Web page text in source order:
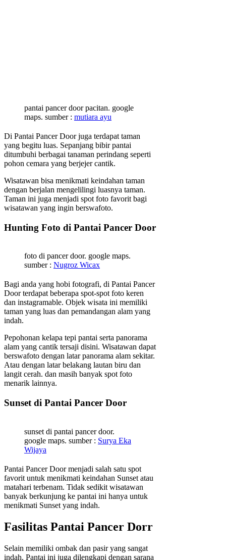
pantai pancer door pacitan. google
maps. sumber : mutiara ayu
Di Pantai Pancer Door juga terdapat taman
yang begitu luas. Sepanjang bibir pantai
ditumbuhi berbagai tanaman perindang seperti
pohon cemara yang berjejer cantik.
Wisatawan bisa menikmati keindahan taman
dengan berjalan mengelilingi luasnya taman.
Taman ini juga menjadi spot foto favorit bagi
wisatawan yang ingin berswafoto.
Hunting Foto di Pantai Pancer Door
foto di pancer door. google maps.
sumber : Nugroz Wicax
Bagi anda yang hobi fotografi, di Pantai Pancer
Door terdapat beberapa spot-spot foto keren
dan instagramable. Objek wisata ini memiliki
taman yang luas dan pemandangan alam yang
indah.
Pepohonan kelapa tepi pantai serta panorama
alam yang cantik tersaji disini. Wisatawan dapat
berswafoto dengan latar panorama alam sekitar.
Atau dengan latar belakang lautan biru dan
langit cerah. dan masih banyak spot foto
menarik lainnya.
Sunset di Pantai Pancer Door
sunset di pantai pancer door.
google maps. sumber : Surya Eka
Wijaya
Pantai Pancer Door menjadi salah satu spot
favorit untuk menikmati keindahan Sunset atau
matahari terbenam. Tidak sedikit wisatawan
banyak berkunjung ke pantai ini hanya untuk
menikmati Sunset yang indah.
Fasilitas Pantai Pancer Dorr
Selain memiliki ombak dan pasir yang sangat
indah. Pantai ini juga dilengkapi dengan sarana